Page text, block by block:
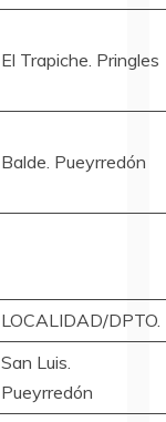
El Trapiche. Pringles
Balde. Pueyrredón
LOCALIDAD/DPTO.
San Luis.
Pueyrredón